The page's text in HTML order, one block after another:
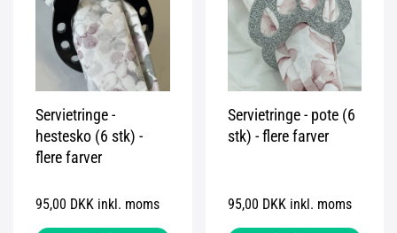
Servietringe -
hestesko (6 stk) -
flere farver
95,00 DKK inkl. moms
Servietringe - pote (6
stk) - flere farver
95,00 DKK inkl. moms